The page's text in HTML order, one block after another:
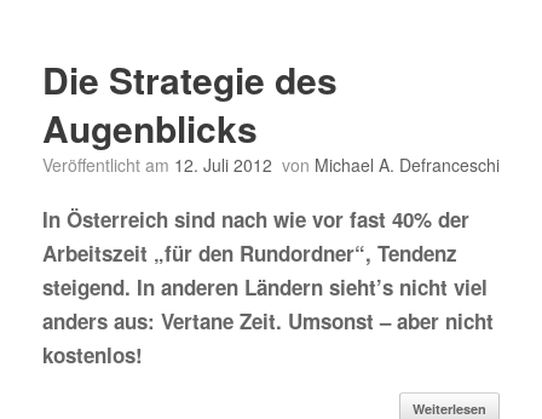
Die Strategie des
Augenblicks
Veröffentlicht am 12. Juli 2012 von Michael A. Defranceschi
In Österreich sind nach wie vor fast 40% der
Arbeitszeit „für den Rundordner“, Tendenz
steigend. In anderen Ländern sieht’s nicht viel
anders aus: Vertane Zeit. Umsonst – aber nicht
kostenlos!
Weiterlesen